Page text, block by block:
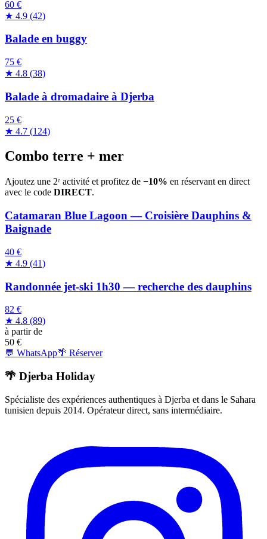
60 €
★ 4.9 (42)
Balade en buggy
75 €
★ 4.8 (38)
Balade à dromadaire à Djerba
25 €
★ 4.7 (124)
Combo terre + mer
Ajoutez une 2ᵉ activité et profitez de −10% en réservant en direct
avec le code DIRECT.
Catamaran Blue Lagoon — Croisière Dauphins &
Baignade
40 €
★ 4.9 (41)
Randonnée jet-ski 1h30 — recherche des dauphins
82 €
★ 4.8 (89)
à partir de
50 €
💬 WhatsApp🌴 Réserver
🌴 Djerba Holiday
Spécialiste des expériences authentiques à Djerba et dans le Sahara
tunisien depuis 2014. Opérateur direct, sans intermédiaire.